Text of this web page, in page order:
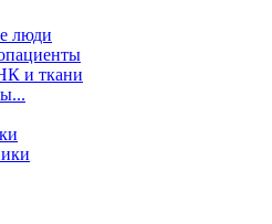
люди
и ткани